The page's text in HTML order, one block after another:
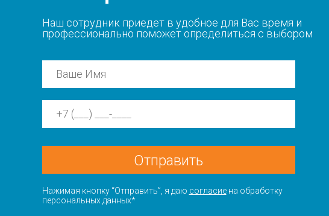
Наш сотрудник приедет в удобное для Вас время и
профессионально поможет определиться с выбором
Отправить
Нажимая кнопку “Отправить”, я даю согласиена обработку
персональных данных*